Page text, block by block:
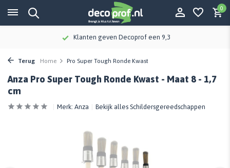
0
Klanten geven Decoprof een 9,3
Terug Home Pro Super Tough Ronde Kwast
Anza Pro Super Tough Ronde Kwast - Maat 8 - 1,7
cm
Merk: Anza Bekijk alles Schildersgereedschappen